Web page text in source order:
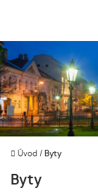
Úvod / Byty
Byty